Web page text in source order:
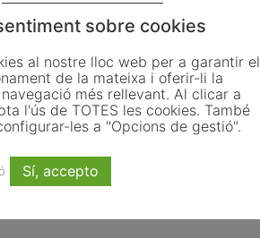
manresa municipis xarxa
WhatsApp
sobre cookies
al nostre lloc web per a garantir el
de la mateixa i oferir-li la
més rellevant. Al clicar a
l'ús de TOTES les cookies. També
les a "Opcions de gestió".
Sí, accepto